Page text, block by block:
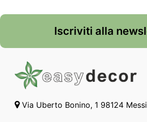
Iscriviti alla
Via Uberto Bonino, 1 98124